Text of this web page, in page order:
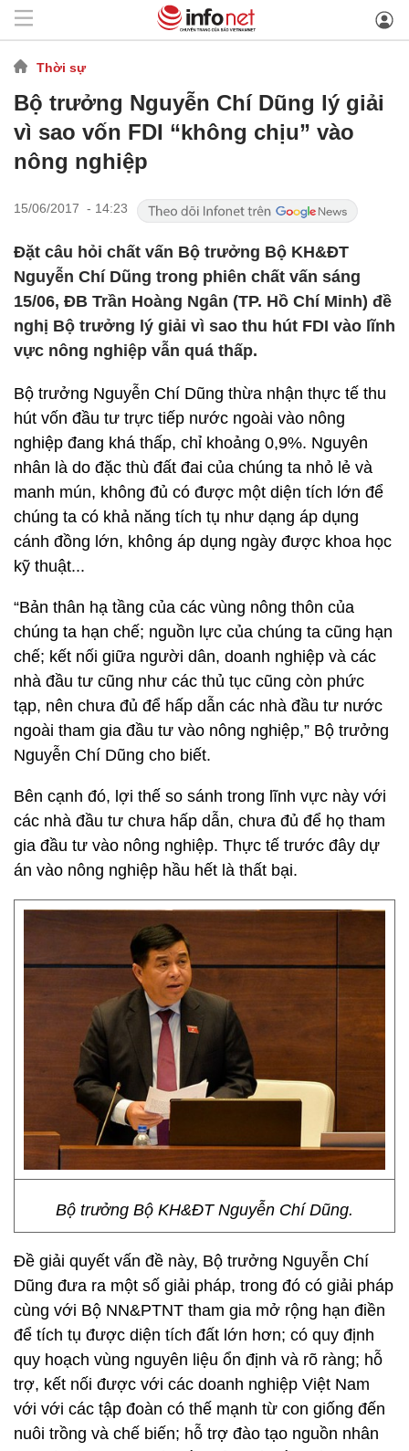
Thời sự
Bộ trưởng Nguyễn Chí Dũng lý giải
vì sao vốn FDI “không chịu” vào
nông nghiệp
15/06/2017 - 14:23
Đặt câu hỏi chất vấn Bộ trưởng Bộ KH&ĐT
Nguyễn Chí Dũng trong phiên chất vấn sáng
15/06, ĐB Trần Hoàng Ngân (TP. Hồ Chí Minh) đề
nghị Bộ trưởng lý giải vì sao thu hút FDI vào lĩnh
vực nông nghiệp vẫn quá thấp.
Bộ trưởng Nguyễn Chí Dũng thừa nhận thực tế thu
hút vốn đầu tư trực tiếp nước ngoài vào nông
nghiệp đang khá thấp, chỉ khoảng 0,9%. Nguyên
nhân là do đặc thù đất đai của chúng ta nhỏ lẻ và
manh mún, không đủ có được một diện tích lớn để
chúng ta có khả năng tích tụ như dạng áp dụng
cánh đồng lớn, không áp dụng ngày được khoa học
kỹ thuật...
“Bản thân hạ tầng của các vùng nông thôn của
chúng ta hạn chế; nguồn lực của chúng ta cũng hạn
chế; kết nối giữa người dân, doanh nghiệp và các
nhà đầu tư cũng như các thủ tục cũng còn phức
tạp, nên chưa đủ để hấp dẫn các nhà đầu tư nước
ngoài tham gia đầu tư vào nông nghiệp,” Bộ trưởng
Nguyễn Chí Dũng cho biết.
Bên cạnh đó, lợi thế so sánh trong lĩnh vực này với
các nhà đầu tư chưa hấp dẫn, chưa đủ để họ tham
gia đầu tư vào nông nghiệp. Thực tế trước đây dự
án vào nông nghiệp hầu hết là thất bại.
Bộ trưởng Bộ KH&ĐT Nguyễn Chí Dũng.
Đề giải quyết vấn đề này, Bộ trưởng Nguyễn Chí
Dũng đưa ra một số giải pháp, trong đó có giải pháp
cùng với Bộ NN&PTNT tham gia mở rộng hạn điền
để tích tụ được diện tích đất lớn hơn; có quy định
quy hoạch vùng nguyên liệu ổn định và rõ ràng; hỗ
trợ, kết nối được với các doanh nghiệp Việt Nam
với với các tập đoàn có thế mạnh từ con giống đến
nuôi trồng và chế biến; hỗ trợ đào tạo nguồn nhân